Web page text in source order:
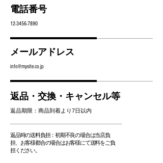
電話番号
12-3456-7890
メールアドレス
info@mysite.co.jp
返品・交換・キャンセル等
返品期限：商品到着より7日以内
返品時の送料負担：初期不良の場合は当店負
担、お客様都合の場合はお客様にて送料をご負
担ください。